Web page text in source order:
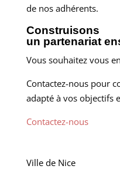
de nos adhérents.
Construisons
un partenariat
Vous souhaitez vous
Contactez-nous pour
adapté à vos objectifs
Contactez-nous
Ville de Nice